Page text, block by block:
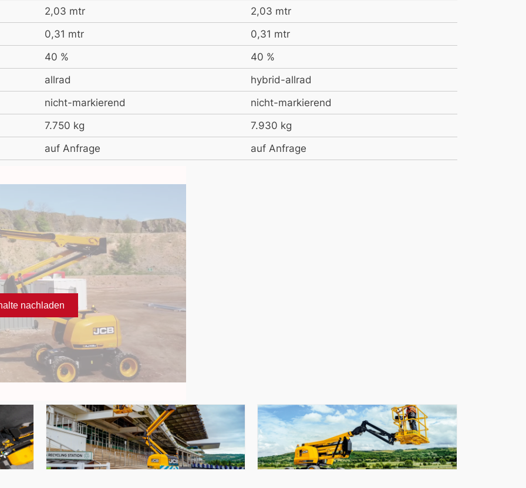
2,03 mtr
2,03 mtr
0,31 mtr
0,31 mtr
40 %
40 %
allrad
hybrid-allrad
nicht-markierend
nicht-markierend
7.750 kg
7.930 kg
auf Anfrage
auf Anfrage